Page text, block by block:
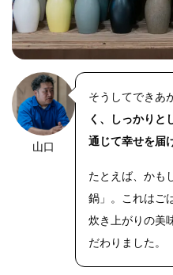
https://riseph
山口
そうしてできあ
く、しっかりと
通じて幸せを届
たとえば、かも
鍋」。これはご
炊き上がりの美
だわりました。